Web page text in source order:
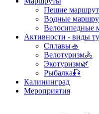
Пешие
Водные
Велосипедные
Активности - виды
Сплавы🚣
Велотуризм🚴
Экотуризм🌿
Рыбалка🎣
Калининград
Мероприятия